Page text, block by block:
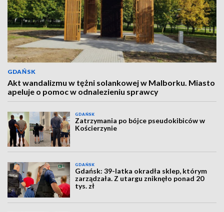
GDAŃSK
Akt wandalizmu w tężni solankowej w Malborku. Miasto
apeluje o pomoc w odnalezieniu sprawcy
GDAŃSK
Zatrzymania po bójce pseudokibiców w
Kościerzynie
GDAŃSK
Gdańsk: 39-latka okradła sklep, którym
zarządzała. Z utargu zniknęło ponad 20
tys. zł